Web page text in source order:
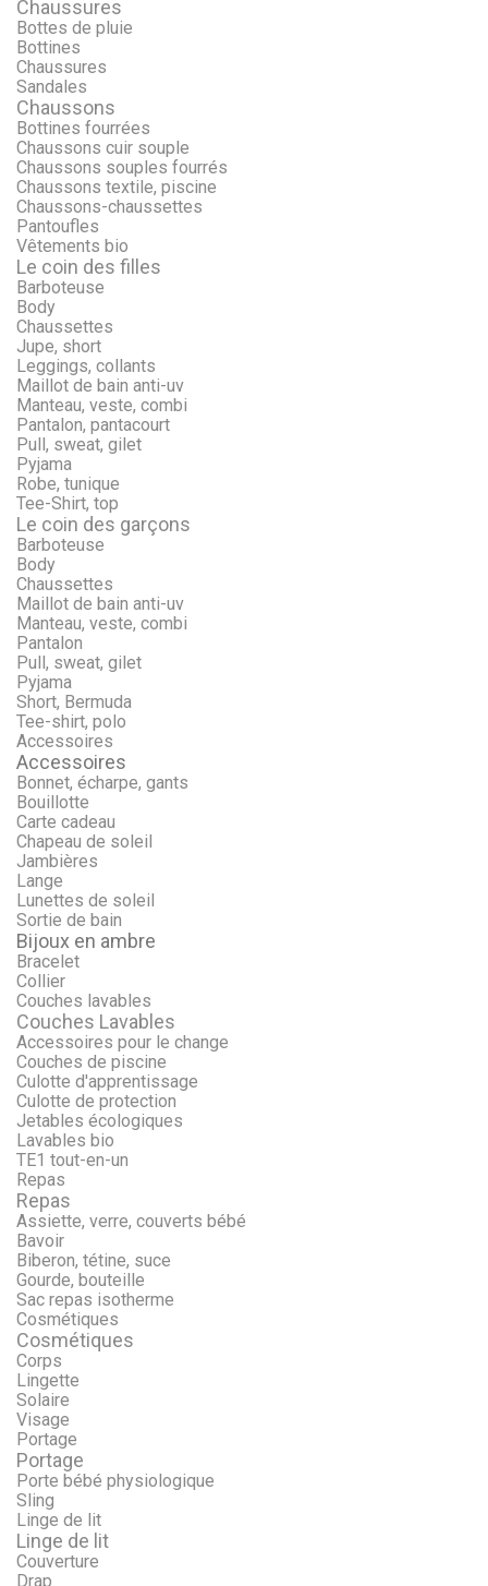
Chaussures
Bottes de pluie
Bottines
Chaussures
Sandales
Chaussons
Bottines fourrées
Chaussons cuir souple
Chaussons souples fourrés
Chaussons textile, piscine
Chaussons-chaussettes
Pantoufles
Vêtements bio
Le coin des filles
Barboteuse
Body
Chaussettes
Jupe, short
Leggings, collants
Maillot de bain anti-uv
Manteau, veste, combi
Pantalon, pantacourt
Pull, sweat, gilet
Pyjama
Robe, tunique
Tee-Shirt, top
Le coin des garçons
Barboteuse
Body
Chaussettes
Maillot de bain anti-uv
Manteau, veste, combi
Pantalon
Pull, sweat, gilet
Pyjama
Short, Bermuda
Tee-shirt, polo
Accessoires
Accessoires
Bonnet, écharpe, gants
Bouillotte
Carte cadeau
Chapeau de soleil
Jambières
Lange
Lunettes de soleil
Sortie de bain
Bijoux en ambre
Bracelet
Collier
Couches lavables
Couches Lavables
Accessoires pour le change
Couches de piscine
Culotte d'apprentissage
Culotte de protection
Jetables écologiques
Lavables bio
TE1 tout-en-un
Repas
Repas
Assiette, verre, couverts bébé
Bavoir
Biberon, tétine, suce
Gourde, bouteille
Sac repas isotherme
Cosmétiques
Cosmétiques
Corps
Lingette
Solaire
Visage
Portage
Portage
Porte bébé physiologique
Sling
Linge de lit
Linge de lit
Couverture
Drap